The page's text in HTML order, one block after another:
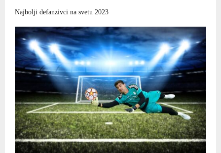
Najbolji defanzivci na svetu 2023